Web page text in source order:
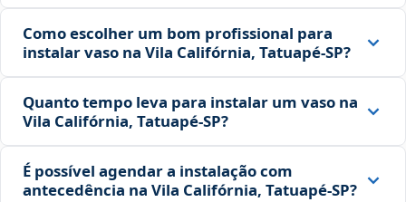
Como escolher um bom profissional para
instalar vaso na Vila Califórnia, Tatuapé‑SP?
Quanto tempo leva para instalar um vaso na
Vila Califórnia, Tatuapé‑SP?
É possível agendar a instalação com
antecedência na Vila Califórnia, Tatuapé‑SP?